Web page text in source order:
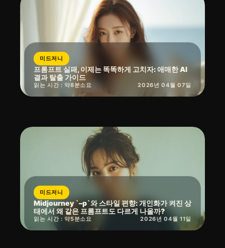
미드저니
프롬프트 실패, 이제는 똑똑하게 고치자: 애매한 AI
결과 탈출 가이드
읽는 시간 : 약8분소요 2026년 04월 07일
미드저니
Midjourney `–p`와 스타일 편향: 개인화가 켜진 상
태에서 왜 같은 프롬프트도 다르게 나올까?
읽는 시간 : 약5분소요 2026년 04월 11일